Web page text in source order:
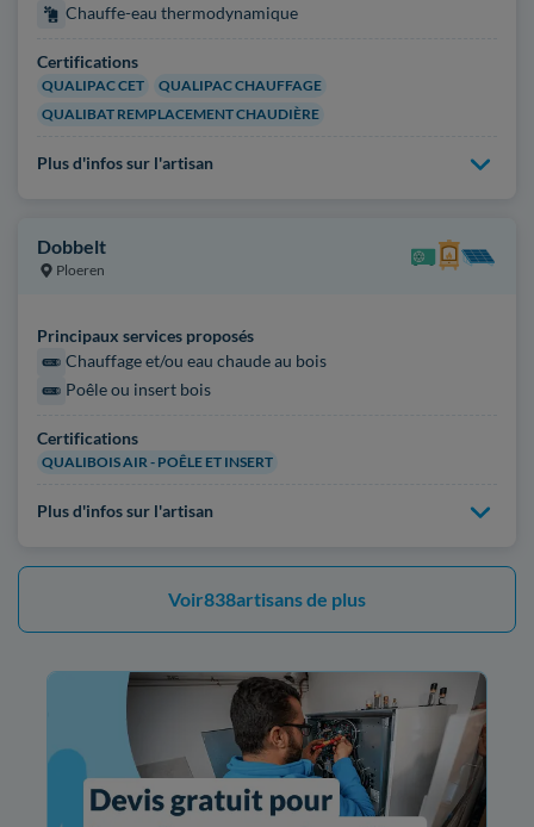
Chauffe-eau thermodynamique
Certifications
QUALIPAC CET
QUALIPAC CHAUFFAGE
QUALIBAT REMPLACEMENT CHAUDIÈRE
Plus d'infos sur l'artisan
Dobbelt
Ploeren
Principaux services proposés
Chauffage et/ou eau chaude au bois
Poêle ou insert bois
Certifications
QUALIBOIS AIR - POÊLE ET INSERT
Plus d'infos sur l'artisan
Voir838artisans de plus